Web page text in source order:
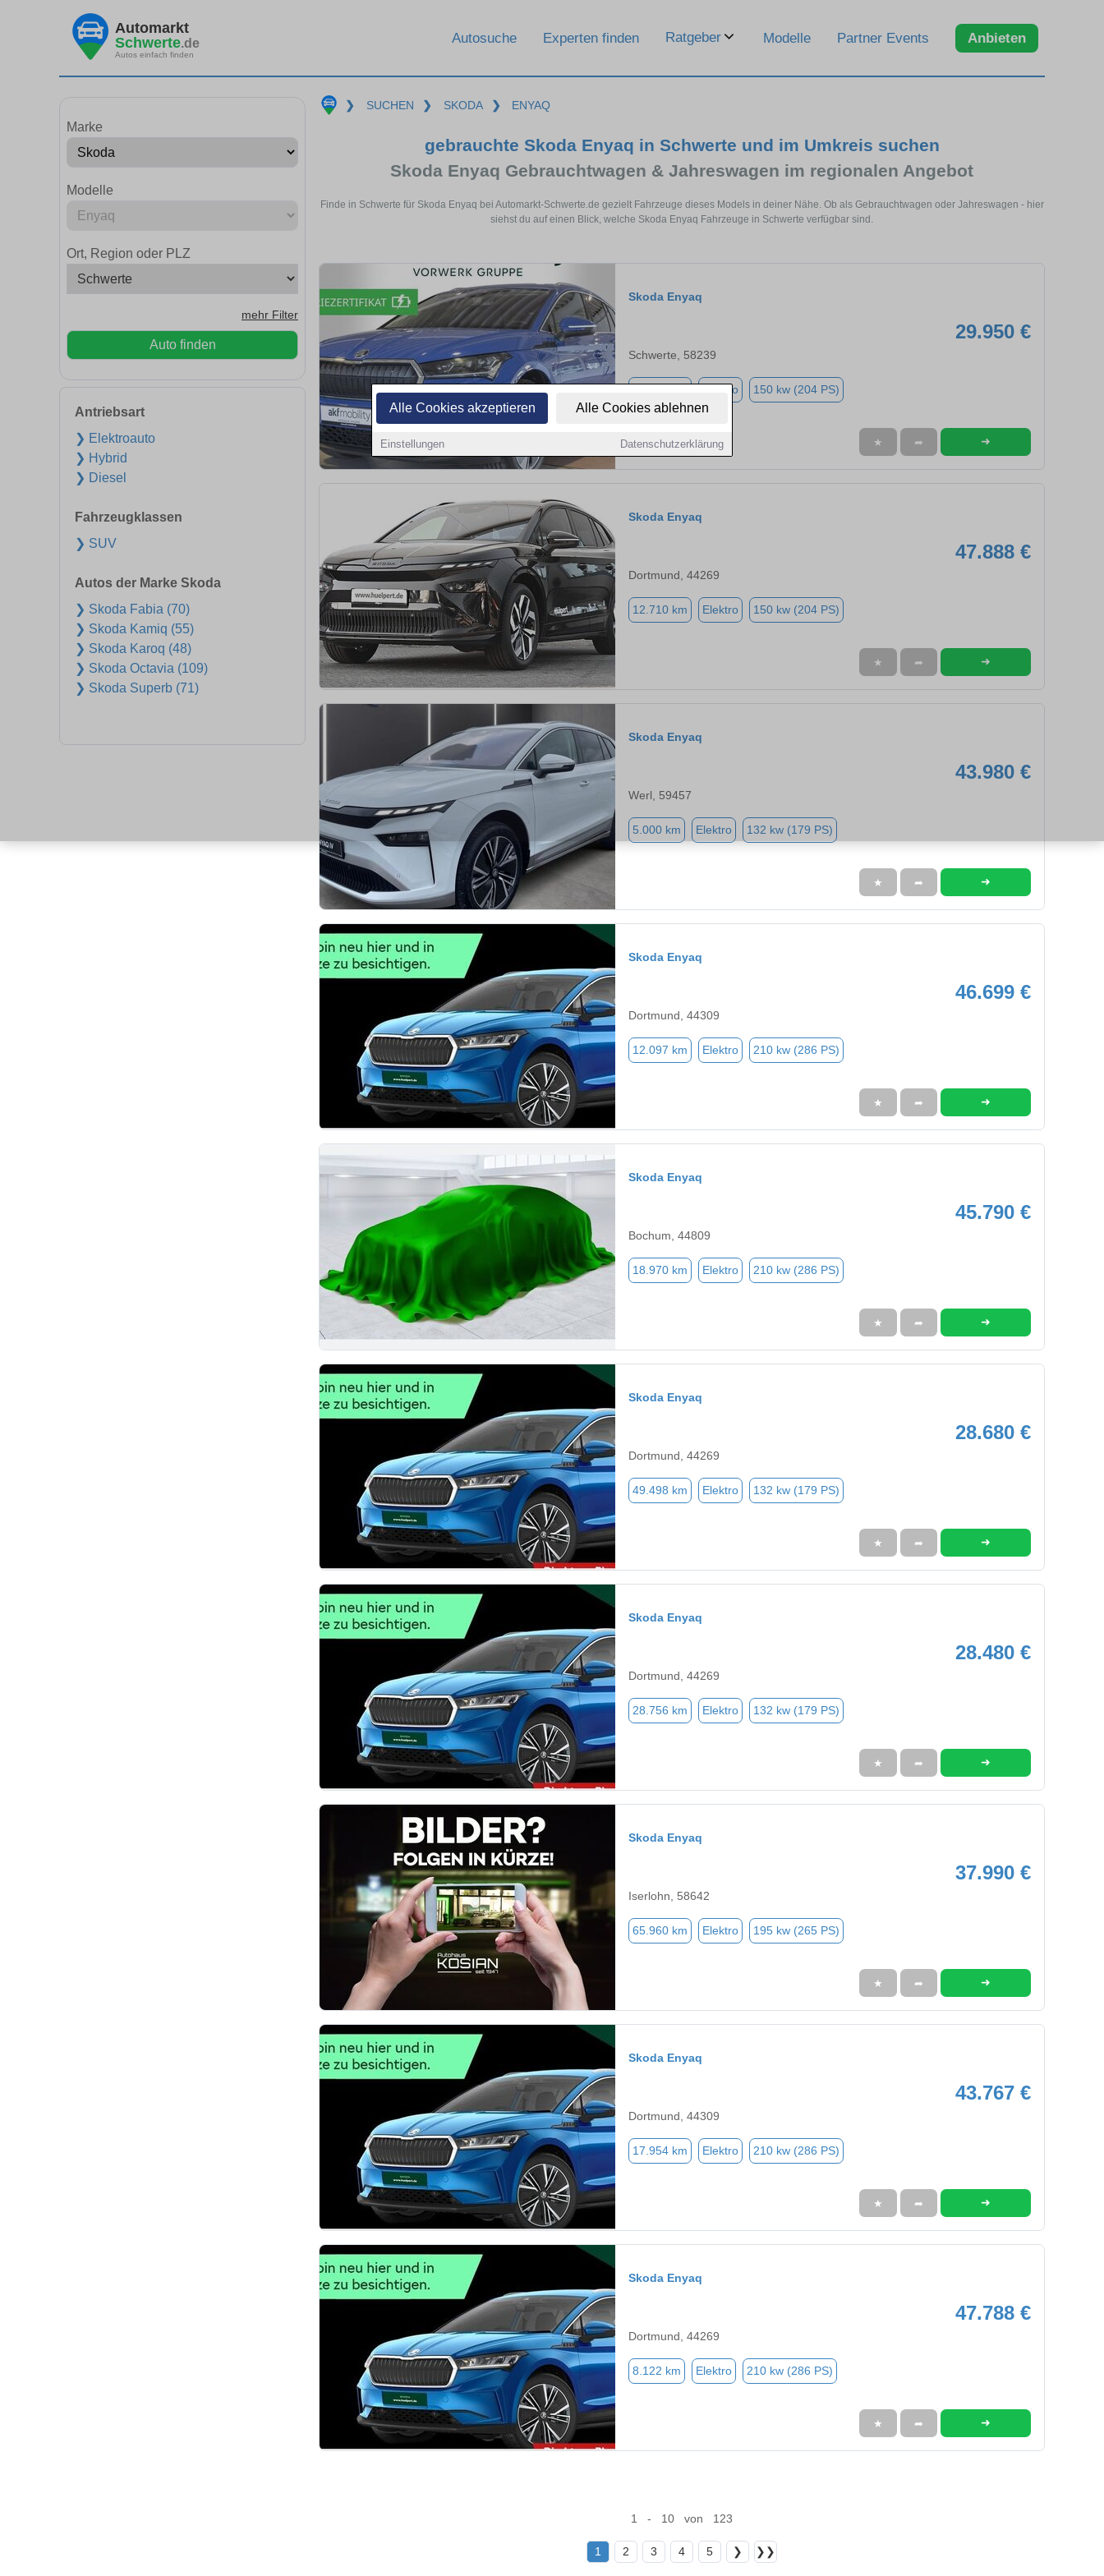
Alle Cookies akzeptieren Alle Cookies ablehnen
Einstellungen Datenschutzerklärung
Automarkt
Schwerte.de
Autos einfach finden
Autosuche Experten finden Ratgeber Modelle Partner Events Anbieten
Marke
Modelle
Ort, Region oder PLZ
mehr Filter
Auto finden
Antriebsart
❯ Elektroauto
❯ Hybrid
❯ Diesel
Fahrzeugklassen
❯ SUV
Autos der Marke Skoda
❯ Skoda Fabia (70)
❯ Skoda Kamiq (55)
❯ Skoda Karoq (48)
❯ Skoda Octavia (109)
❯ Skoda Superb (71)
❯ SUCHEN ❯ SKODA ❯ ENYAQ
gebrauchte Skoda Enyaq in Schwerte und im Umkreis suchen
Skoda Enyaq Gebrauchtwagen & Jahreswagen im regionalen Angebot
Finde in Schwerte für Skoda Enyaq bei Automarkt-Schwerte.de gezielt Fahrzeuge dieses Models in deiner Nähe. Ob als Gebrauchtwagen oder Jahreswagen - hier
siehst du auf einen Blick, welche Skoda Enyaq Fahrzeuge in Schwerte verfügbar sind.
Skoda Enyaq
29.950 €
Schwerte, 58239
Elektro 150 kw (204 PS)
★ ➦ ➜
Skoda Enyaq
47.888 €
Dortmund, 44269
12.710 km Elektro 150 kw (204 PS)
★ ➦ ➜
Skoda Enyaq
43.980 €
Werl, 59457
5.000 km Elektro 132 kw (179 PS)
★ ➦ ➜
Skoda Enyaq
46.699 €
Dortmund, 44309
12.097 km Elektro 210 kw (286 PS)
★ ➦ ➜
Skoda Enyaq
45.790 €
Bochum, 44809
18.970 km Elektro 210 kw (286 PS)
★ ➦ ➜
Skoda Enyaq
28.680 €
Dortmund, 44269
49.498 km Elektro 132 kw (179 PS)
★ ➦ ➜
Skoda Enyaq
28.480 €
Dortmund, 44269
28.756 km Elektro 132 kw (179 PS)
★ ➦ ➜
Skoda Enyaq
37.990 €
Iserlohn, 58642
65.960 km Elektro 195 kw (265 PS)
★ ➦ ➜
Skoda Enyaq
43.767 €
Dortmund, 44309
17.954 km Elektro 210 kw (286 PS)
★ ➦ ➜
Skoda Enyaq
47.788 €
Dortmund, 44269
8.122 km Elektro 210 kw (286 PS)
★ ➦ ➜
1 - 10 von 123
1 2 3 4 5 ❯ ❯❯